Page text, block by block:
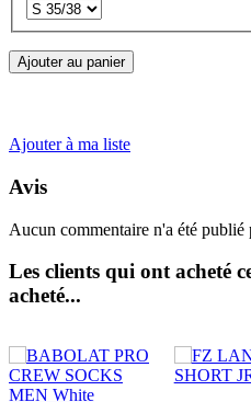
Ajouter au panier
Ajouter à ma liste
Avis
Aucun commentaire n'a été publié
Les clients qui ont acheté
acheté...